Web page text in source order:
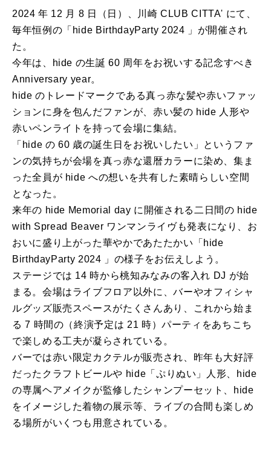
2024 年 12 月 8 日（日）、川崎 CLUB CITTA' にて、
毎年恒例の「hide BirthdayParty 2024 」が開催され
た。
今年は、hide の生誕 60 周年をお祝いする記念すべき
Anniversary year。
hide のトレードマークである真っ赤な髪や赤いファッ
ションに身を包んだファンが、赤い髪の hide 人形や
赤いペンライトを持って会場に集結。
「hide の 60 歳の誕生日をお祝いしたい」というファ
ンの気持ちが会場を真っ赤な還暦カラーに染め、集ま
った全員が hide への想いを共有した素晴らしい空間
となった。
来年の hide Memorial day に開催される二日間の hide
with Spread Beaver ワンマンライヴも発表になり、お
おいに盛り上がった華やかであたたかい「hide
BirthdayParty 2024 」の様子をお伝えしよう。
ステージでは 14 時から桃知みなみの客入れ DJ が始
まる。会場はライブフロア以外に、バーやオフィシャ
ルグッズ販売スペースがたくさんあり、これから始ま
る 7 時間の（終演予定は 21 時）パーティをあちこち
で楽しめる工夫が凝らされている。
バーでは赤い限定カクテルが販売され、昨年も大好評
だったクラフトビールや hide「ぷりぬい」人形、hide
の専属ヘアメイクが監修したシャンプーセット、hide
をイメージした着物の展示等、ライブの合間も楽しめ
る場所がいくつも用意されている。